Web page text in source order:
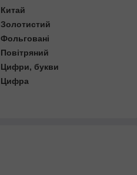
Китай
Золотистий
Фольговані
Повітряний
Цифри, букви
Цифра